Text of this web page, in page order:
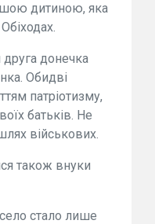
дитиною, яка
друга донечка
Обидві
патріотизму,
батьків. Не
військових.
також внуки
стало лише